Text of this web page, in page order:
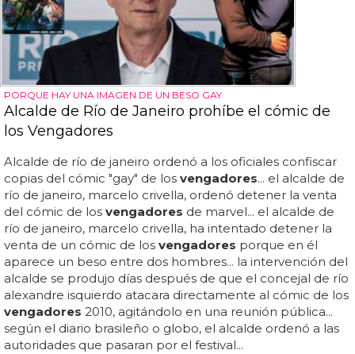
PORQUE HAY UNA IMAGEN DE UN BESO GAY
Alcalde de Río de Janeiro prohíbe el cómic de
los Vengadores
Alcalde de río de janeiro ordenó a los oficiales confiscar
copias del cómic "gay" de los vengadores... el alcalde de
río de janeiro, marcelo crivella, ordenó detener la venta
del cómic de los vengadores de marvel... el alcalde de
río de janeiro, marcelo crivella, ha intentado detener la
venta de un cómic de los vengadores porque en él
aparece un beso entre dos hombres... la intervención del
alcalde se produjo días después de que el concejal de río
alexandre isquierdo atacara directamente al cómic de los
vengadores 2010, agitándolo en una reunión pública...
según el diario brasileño o globo, el alcalde ordenó a las
autoridades que pasaran por el festival...